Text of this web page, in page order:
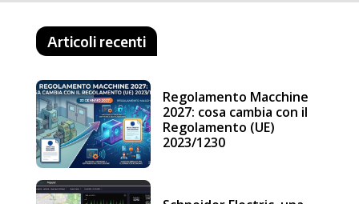
Articoli recenti
Regolamento Macchine
2027: cosa cambia con il
Regolamento (UE)
2023/1230